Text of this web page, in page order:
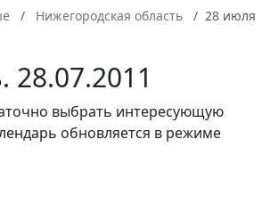
Нижегородская область
28 июля
28.07.2011
выбрать интересующую
обновляется в режиме